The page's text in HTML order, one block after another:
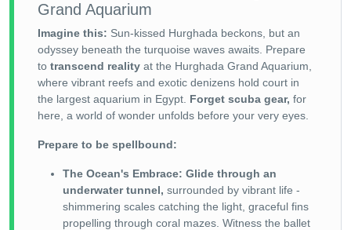
Grand Aquarium
Imagine this: Sun-kissed Hurghada beckons, but an
odyssey beneath the turquoise waves awaits. Prepare
to transcend reality at the Hurghada Grand Aquarium,
where vibrant reefs and exotic denizens hold court in
the largest aquarium in Egypt. Forget scuba gear, for
here, a world of wonder unfolds before your very eyes.
Prepare to be spellbound:
The Ocean's Embrace: Glide through an
underwater tunnel, surrounded by vibrant life -
shimmering scales catching the light, graceful fins
propelling through coral mazes. Witness the ballet